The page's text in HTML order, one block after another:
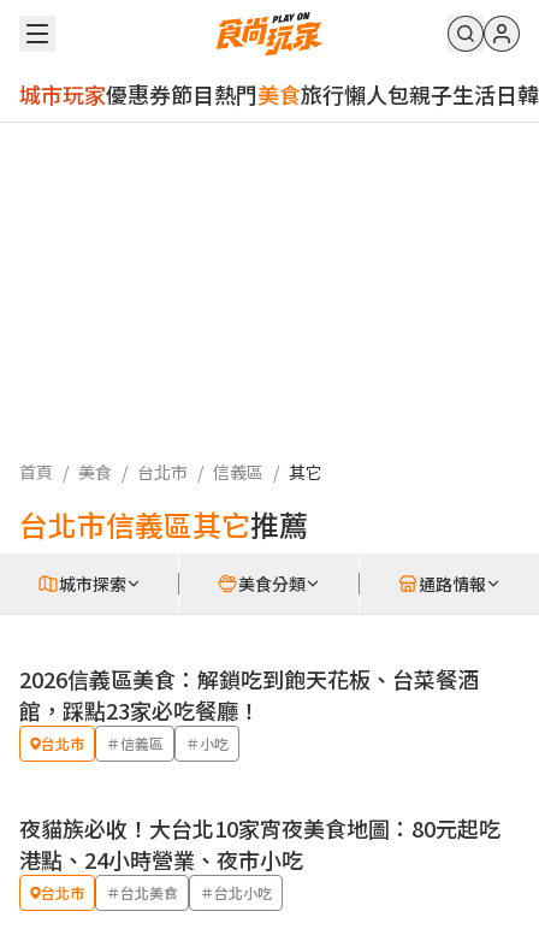
城市玩家優惠券節目熱門美食旅行懶人包親子生活日韓
首頁 / 美食 / 台北市 / 信義區 / 其它
台北市信義區其它推薦
城市探索 美食分類 通路情報
2026信義區美食：解鎖吃到飽天花板、台菜餐酒
館，踩點23家必吃餐廳！
台北市 ＃信義區 ＃小吃
夜貓族必收！大台北10家宵夜美食地圖：80元起吃
港點、24小時營業、夜市小吃
台北市 ＃台北美食 ＃台北小吃